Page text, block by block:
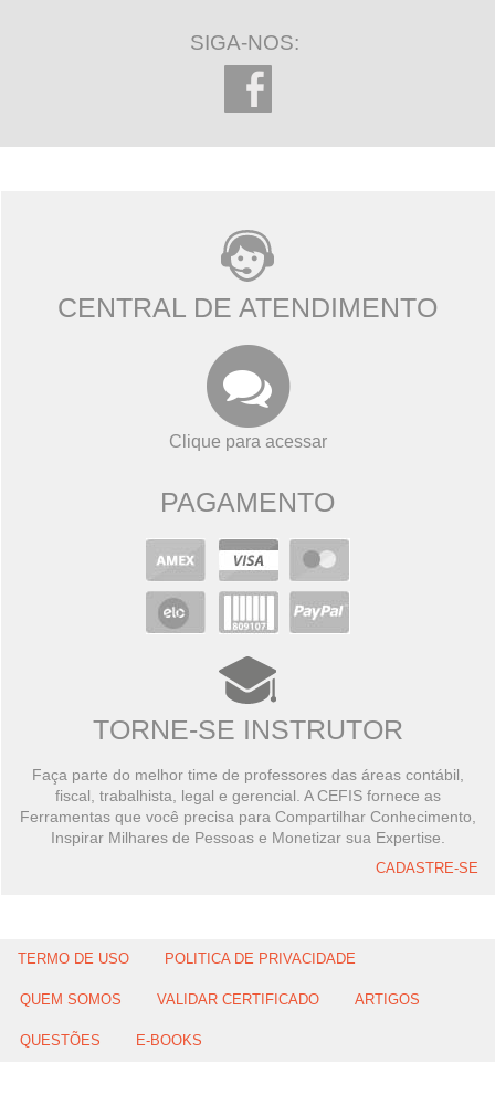
SIGA-NOS:
CENTRAL DE ATENDIMENTO
Clique para acessar
PAGAMENTO
TORNE-SE INSTRUTOR
Faça parte do melhor time de professores das áreas contábil,
fiscal, trabalhista, legal e gerencial. A CEFIS fornece as
Ferramentas que você precisa para Compartilhar Conhecimento,
Inspirar Milhares de Pessoas e Monetizar sua Expertise.
CADASTRE-SE
TERMO DE USO POLITICA DE PRIVACIDADE
QUEM SOMOS VALIDAR CERTIFICADO ARTIGOS
QUESTÕES E-BOOKS